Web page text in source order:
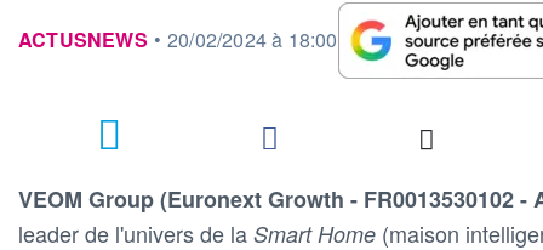
information fournie par
ACTUSNEWS • 20/02/2024 à 18:00
VEOM Group (Euronext Growth - FR0013530102 -
leader de l'univers de la Smart Home (maison